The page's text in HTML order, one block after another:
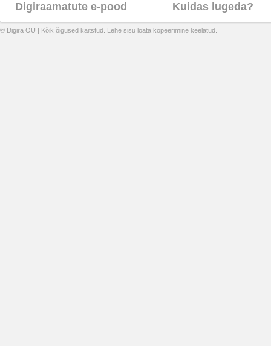
Digiraamatute e-pood Kuidas lugeda?
© Digira OÜ | Kõik õigused kaitstud. Lehe sisu loata kopeerimine keelatud.